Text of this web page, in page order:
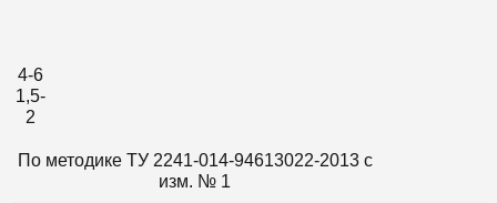
4-6
1,5-
2
По методике ТУ 2241-014-94613022-2013 c
изм. № 1